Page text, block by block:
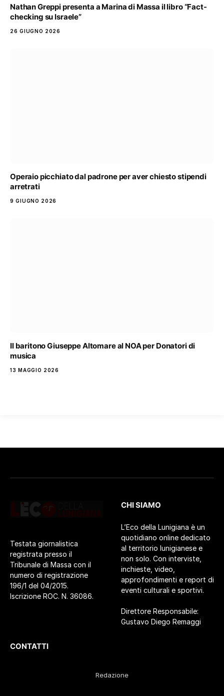
Nathan Greppi presenta a Marina di Massa il libro “Fact-
checking su Israele”
26 GIUGNO 2026
Operaio picchiato dal padrone per aver chiesto stipendi
arretrati
9 GIUGNO 2026
Il baritono Giuseppe Altomare al NOA per Donatori di
musica
13 MAGGIO 2026
Testata giornalistica
registrata presso il
Tribunale di Massa con il
numero di registrazione
196/1 del 04/2015.
Iscrizione ROC. N. 36086.
CHI SIAMO
L’Eco della Lunigiana è un
quotidiano online dedicato
al territorio lunigianese e
non solo. Con interviste,
inchieste, video,
approfondimenti e report di
eventi culturali e sportivi.
Direttore Responsabile:
Gustavo Diego Remaggi
CONTATTI
Redazione